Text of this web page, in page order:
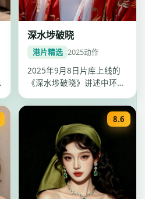
深水埗破晓
港片精选 2025动作
2025年9月8日片库上线的
《深水埗破晓》讲述中环背
满，…
8.6